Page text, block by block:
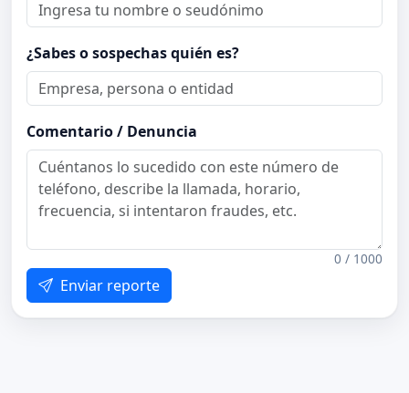
¿Sabes o sospechas quién es?
Comentario / Denuncia
0 / 1000
Enviar reporte